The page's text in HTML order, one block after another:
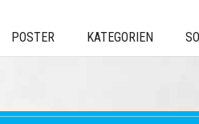
POSTER KATEGORIEN